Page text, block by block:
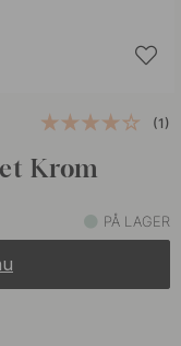
(1)
Krom
PÅ LAGER